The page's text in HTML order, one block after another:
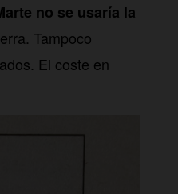
no se usaría la
Tampoco
El coste en